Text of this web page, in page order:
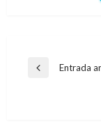
Navegación
Entrada
Entrada